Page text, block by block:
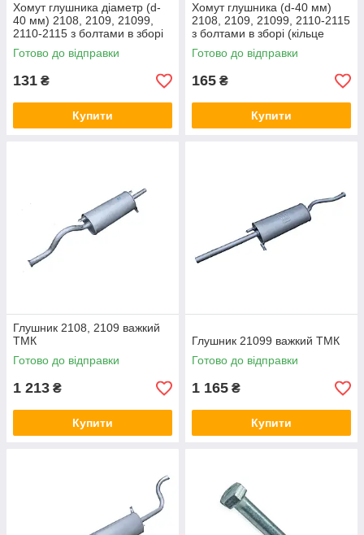
Хомут глушника діаметр (d-
40 мм) 2108, 2109, 21099,
2110-2115 з болтами в зборі
(кільце метал)
Готово до відправки
131 ₴
Купити
Хомут глушника (d-40 мм)
2108, 2109, 21099, 2110-2115
з болтами в зборі (кільце
металокераміка)
Готово до відправки
165 ₴
Купити
Глушник 2108, 2109 важкий
ТМК
Готово до відправки
1 213 ₴
Купити
Глушник 21099 важкий ТМК
Готово до відправки
1 165 ₴
Купити